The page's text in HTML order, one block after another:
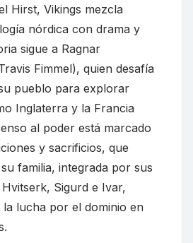
Hirst, Vikings mezcla
nórdica con drama y
sigue a Ragnar
Fimmel), quien desafía
pueblo para explorar
Inglaterra y la Francia
al poder está marcado
y sacrificios, que
familia, integrada por sus
Sigurd e Ivar,
lucha por el dominio en